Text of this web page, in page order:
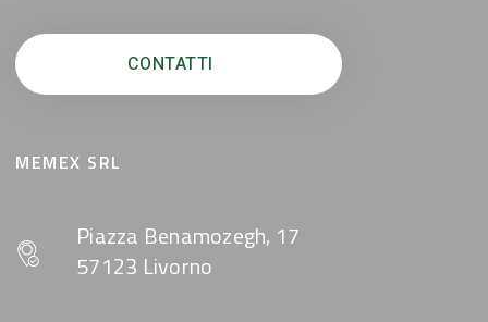
CONTATTI
MEMEX SRL
Piazza Benamozegh, 17
57123 Livorno